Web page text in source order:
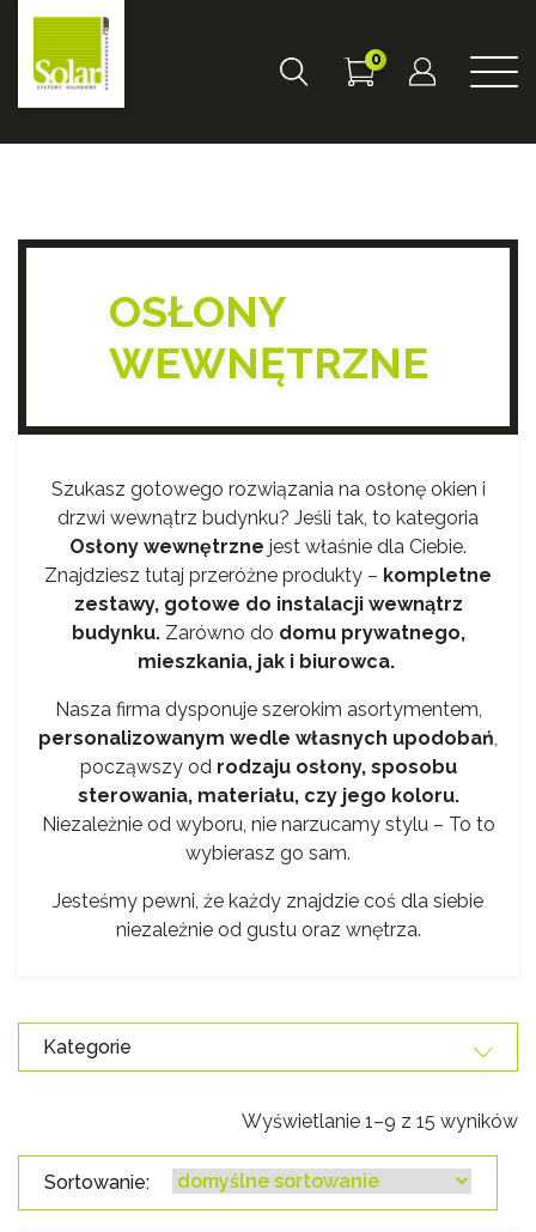
0
OSŁONY
WEWNĘTRZNE
Szukasz gotowego rozwiązania na osłonę okien i
drzwi wewnątrz budynku? Jeśli tak, to kategoria
Osłony wewnętrzne jest właśnie dla Ciebie.
Znajdziesz tutaj przeróżne produkty – kompletne
zestawy, gotowe do instalacji wewnątrz
budynku.Zarówno do domu prywatnego,
mieszkania, jak i biurowca.
Nasza firma dysponuje szerokim asortymentem,
personalizowanym wedle własnych upodobań,
począwszy od rodzaju osłony, sposobu
sterowania, materiału, czy jego koloru.
Niezależnie od wyboru, nie narzucamy stylu – To to
wybierasz go sam.
Jesteśmy pewni, że każdy znajdzie coś dla siebie
niezależnie od gustu oraz wnętrza.
Kategorie
Wyświetlanie 1–9 z 15 wyników
Sortowanie: